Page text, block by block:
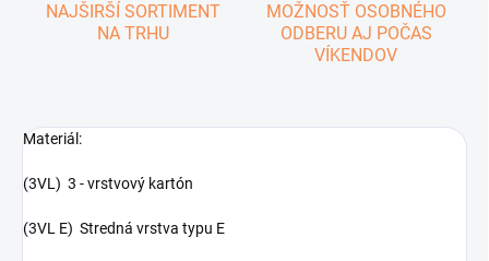
NAJŠIRŠÍ SORTIMENT
NA TRHU
MOŽNOSŤ OSOBNÉHO
ODBERU AJ POČAS
VÍKENDOV
Materiál:
(3VL) 3 - vrstvový kartón
(3VL E) Stredná vrstva typu E